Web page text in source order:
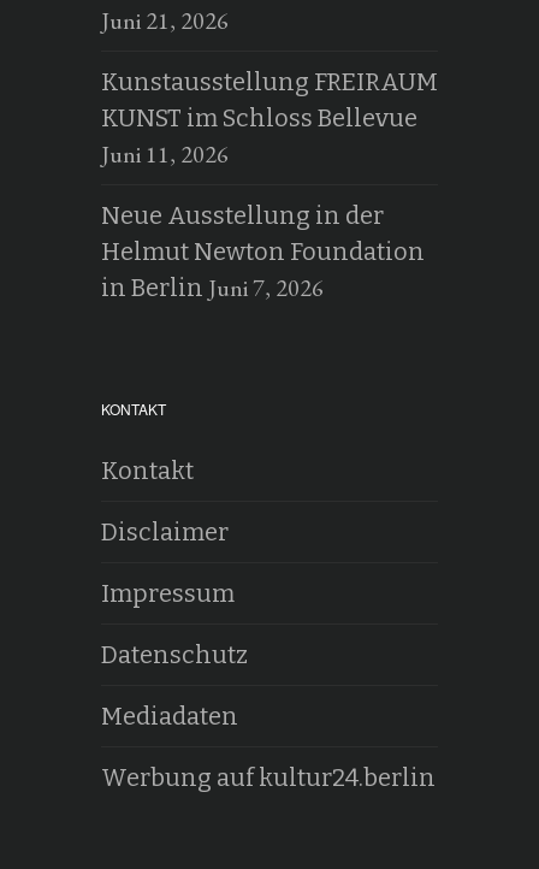
Juni 21, 2026
Kunstausstellung FREIRAUM
KUNST im Schloss Bellevue
Juni 11, 2026
Neue Ausstellung in der
Helmut Newton Foundation
in Berlin Juni 7, 2026
KONTAKT
Kontakt
Disclaimer
Impressum
Datenschutz
Mediadaten
Werbung auf kultur24.berlin